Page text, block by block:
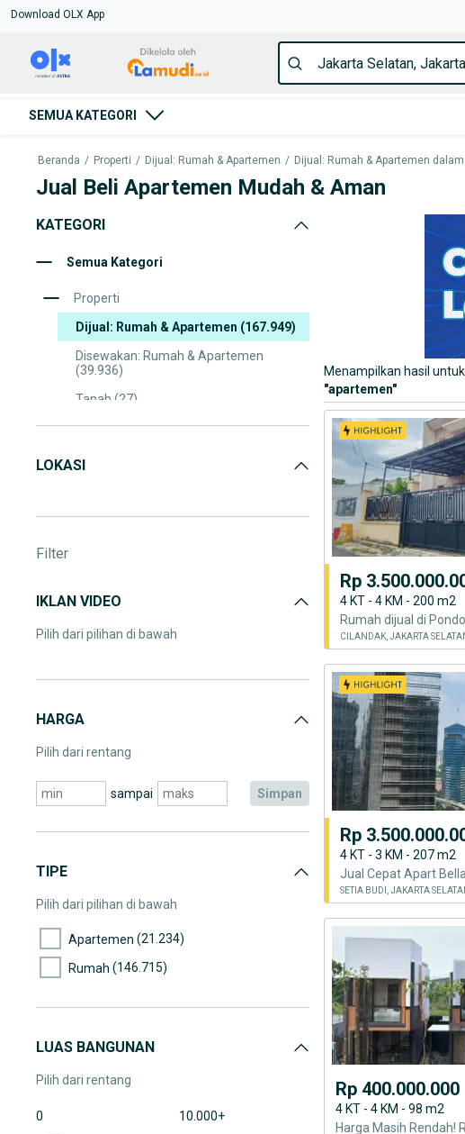
Download OLX App
SEMUA KATEGORI
Beranda / Properti / Dijual: Rumah & Apartemen / Dijual: Rumah & Apartemen dalam
Jual Beli Apartemen Mudah & Aman
KATEGORI
Semua Kategori
Properti
Dijual: Rumah & Apartemen (167.949)
Disewakan: Rumah & Apartemen
(39.936)
Tanah (27)
Indekos(8)
Dijual: Bangunan Komersil
LOKASI
Filter
IKLAN VIDEO
Pilih dari pilihan di bawah
HARGA
Pilih dari rentang
sampai simpan
TIPE
Pilih dari pilihan di bawah
Apartemen (21.234)
Rumah (146.715)
LUAS BANGUNAN
Pilih dari rentang
0 10.000+
Menampilkan hasil untuk
"apartemen"
Rp
4 KT - 4 KM - 200 m2
CILANDAK, JAKARTA
Rp
4 KT - 3 KM - 207 m2
SETIA BUDI, JAKARTA
Rp 400.000.000
4 KT - 4 KM - 98 m2